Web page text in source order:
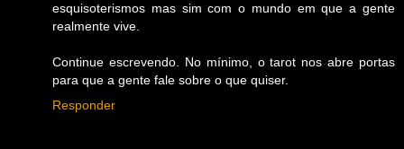
esquisoterismos mas sim com o mundo em que a gente
realmente vive.
Continue escrevendo. No mínimo, o tarot nos abre portas
para que a gente fale sobre o que quiser.
Responder